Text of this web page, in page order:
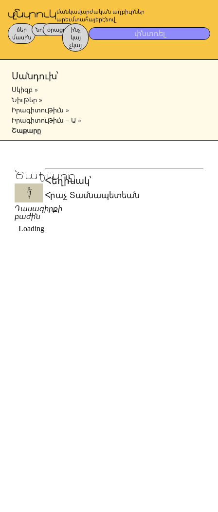
մանկավարժական աղբիւրներ
արեւմտահայերէնով
մեր
մասին
նոր օրացոյց
ինչ
կայ
չկայ
փնտռել
Սանդուխ՝
Սկիզբ »
Նիւթեր »
Իրագիտութիւն »
Իրագիտութիւն – Ա »
Շաքարը
Շաքարը
Դասագիրքի
բաժին
Հեղինակ՝
Հրաչ Տասնապետեան